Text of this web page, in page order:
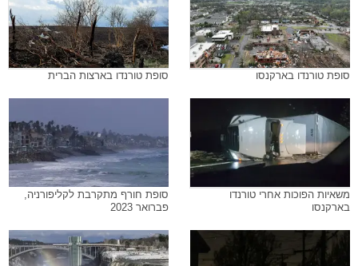
סופת טורנדו בארקנסו סופת טורנדו בארצות הברית
משאיות הפוכות אחרי טורנדו
בארקנסו
סופת חורף מתקרבת לקליפורניה,
פברואר 2023